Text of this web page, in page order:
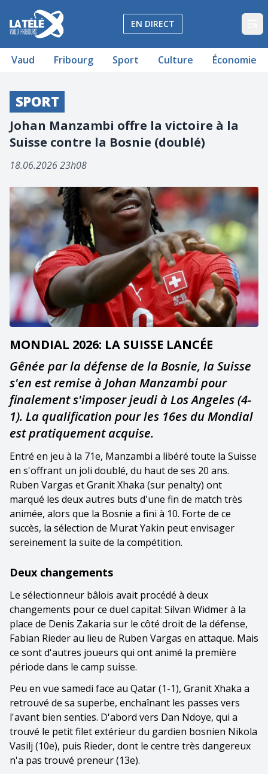
La Télé - Télévision régionale Vaud et Fribourg
EN DIRECT
Vaud Fribourg Sport Culture Économie
SPORT
Johan Manzambi offre la victoire à la
Suisse contre la Bosnie (doublé)
18.06.2026 23h08
MONDIAL 2026: LA SUISSE LANCÉE
Gênée par la défense de la Bosnie, la Suisse
s'en est remise à Johan Manzambi pour
finalement s'imposer jeudi à Los Angeles (4-
1). La qualification pour les 16es du Mondial
est pratiquement acquise.
Entré en jeu à la 71e, Manzambi a libéré toute la Suisse
en s'offrant un joli doublé, du haut de ses 20 ans.
Ruben Vargas et Granit Xhaka (sur penalty) ont
marqué les deux autres buts d'une fin de match très
animée, alors que la Bosnie a fini à 10. Forte de ce
succès, la sélection de Murat Yakin peut envisager
sereinement la suite de la compétition.
Deux changements
Le sélectionneur bâlois avait procédé à deux
changements pour ce duel capital: Silvan Widmer à la
place de Denis Zakaria sur le côté droit de la défense,
Fabian Rieder au lieu de Ruben Vargas en attaque. Mais
ce sont d'autres joueurs qui ont animé la première
période dans le camp suisse.
Peu en vue samedi face au Qatar (1-1), Granit Xhaka a
retrouvé de sa superbe, enchaînant les passes vers
l'avant bien senties. D'abord vers Dan Ndoye, qui a
trouvé le petit filet extérieur du gardien bosnien Nikola
Vasilj (10e), puis Rieder, dont le centre très dangereux
n'a pas trouvé preneur (13e).